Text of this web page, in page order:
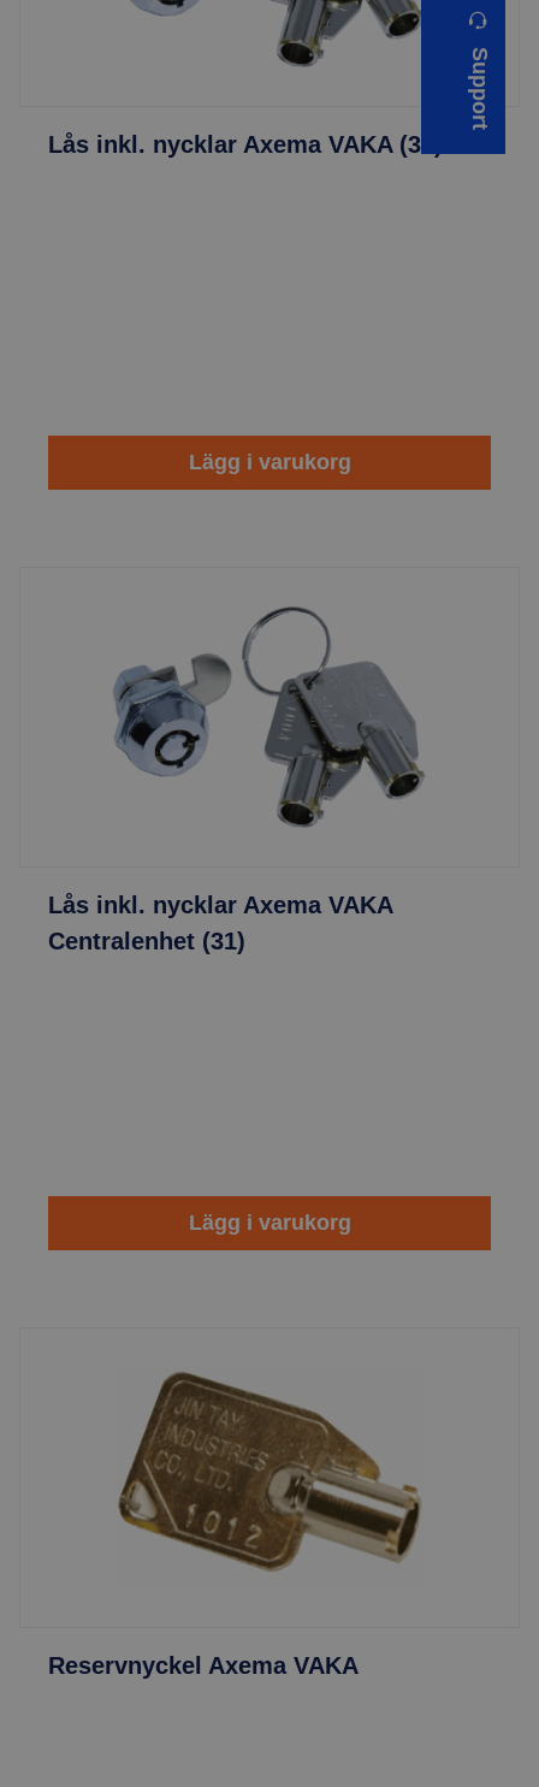
Support
Lås inkl. nycklar Axema VAKA (30)
Lägg i varukorg
Lås inkl. nycklar Axema VAKA
Centralenhet (31)
Lägg i varukorg
Reservnyckel Axema VAKA